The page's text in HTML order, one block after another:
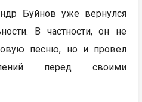
Буйнов уже вернулся
В частности, он не
песню, но и провел
перед своими